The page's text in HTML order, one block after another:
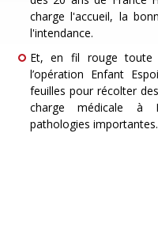
charge l'accueil, la
l'intendance.
Et, en fil rouge toute
l’opération Enfant
feuilles pour récolter
charge médicale à
pathologies importantes.